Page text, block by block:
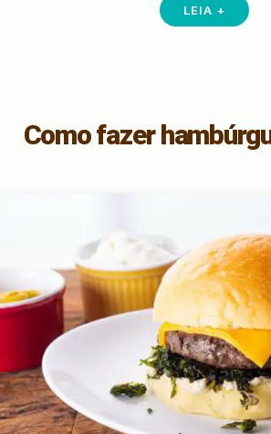
LEIA +
Como fazer